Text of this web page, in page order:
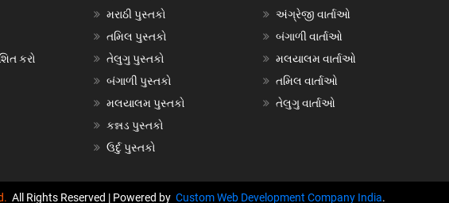
કરો
મરાઠી પુસ્તકો
તમિલ પુસ્તકો
તેલુગુ પુસ્તકો
બંગાળી પુસ્તકો
મલયાલમ પુસ્તકો
કન્નડ પુસ્તકો
ઉર્દુ પુસ્તકો
અંગ્રેજી વાર્તાઓ
બંગાળી વાર્તાઓ
મલયાલમ વાર્તાઓ
તમિલ વાર્તાઓ
તેલુગુ વાર્તાઓ
All Rights Reserved | Powered by Custom Web Development Company India.